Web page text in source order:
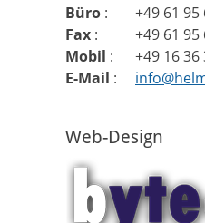
Büro :
+49 61 95
Fax :
+49 61 95
Mobil :
+49 16 36
E-Mail :
Web-Design